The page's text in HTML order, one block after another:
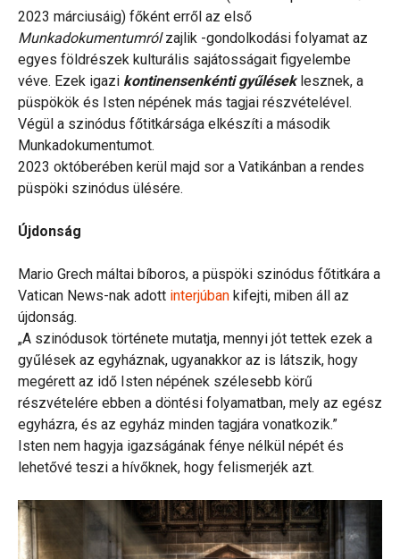
2023 márciusáig) főként erről az első
Munkadokumentumrólzajlik -gondolkodási folyamat az
egyes földrészek kulturális sajátosságait figyelembe
véve. Ezek igazi kontinensenkénti gyűléseklesznek, a
püspökök és Isten népének más tagjai részvételével.
Végül a szinódus főtitkársága elkészíti a második
Munkadokumentumot.
2023 októberében kerül majd sor a Vatikánban a rendes
püspöki szinódus ülésére.
Újdonság
Mario Grech máltai bíboros, a püspöki szinódus főtitkára a
Vatican News-nak adott interjúban kifejti, miben áll az
újdonság.
„A szinódusok története mutatja, mennyi jót tettek ezek a
gyűlések az egyháznak, ugyanakkor az is látszik, hogy
megérett az idő Isten népének szélesebb körű
részvételére ebben a döntési folyamatban, mely az egész
egyházra, és az egyház minden tagjára vonatkozik.”
Isten nem hagyja igazságának fénye nélkül népét és
lehetővé teszi a hívőknek, hogy felismerjék azt.